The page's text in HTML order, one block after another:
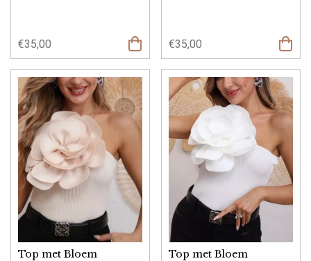
€35,00
Opties
selecteren
€35,00
Opties
Top met Bloem Top met Bloem